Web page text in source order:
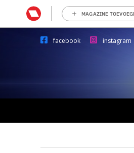
MAGAZINE
facebook instagram